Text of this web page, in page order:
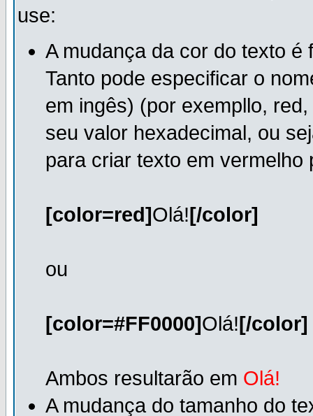
use:
A mudança da cor do texto
Tanto pode especificar o
em ingês) (por exempllo,
seu valor hexadecimal, ou
para criar texto em vermelho
[color=red]Olá![/color]
ou
[color=#FF0000]Olá![/color]
Ambos resultarão em Olá!
A mudança do tamanho do